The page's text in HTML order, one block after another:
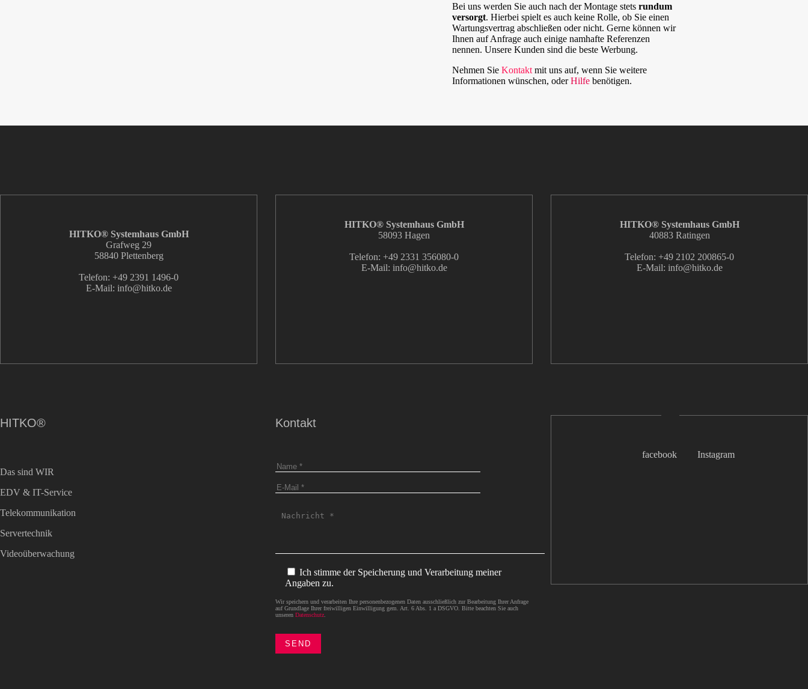
Bei uns werden Sie auch nach der Montage stets rundum
versorgt. Hierbei spielt es auch keine Rolle, ob Sie einen
Wartungsvertrag abschließen oder nicht. Gerne können wir
Ihnen auf Anfrage auch einige namhafte Referenzen
nennen. Unsere Kunden sind die beste Werbung.
Nehmen Sie Kontakt mit uns auf, wenn Sie weitere
Informationen wünschen, oderHilfe benötigen.
HITKO® Systemhaus GmbH
Grafweg 29
58840 Plettenberg
Telefon: +49 2391 1496-0
E-Mail: info@hitko.de
HITKO® Systemhaus GmbH
58093 Hagen
Telefon: +49 2331 356080-0
E-Mail: info@hitko.de
HITKO® Systemhaus GmbH
40883 Ratingen
Telefon: +49 2102 200865-0
E-Mail: info@hitko.de
HITKO®
Das sind WIR
EDV & IT-Service
Telekommunikation
Servertechnik
Videoüberwachung
Kontakt
Ich stimme der Speicherung und Verarbeitung meiner
Angaben zu.
Wir speichern und verarbeiten Ihre personenbezogenen Daten ausschließlich zur Bearbeitung Ihrer Anfrage
auf Grundlage Ihrer freiwilligen Einwilligung gem. Art. 6 Abs. 1 a DSGVO. Bitte beachten Sie auch
unseren Datenschutz
facebook Instagram